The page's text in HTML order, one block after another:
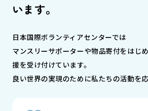
います。
日本国際ボランティアセンターでは
マンスリーサポーターや物品寄付をはじ
援を受け付けています。
良い世界の実現のために私たちの活動を